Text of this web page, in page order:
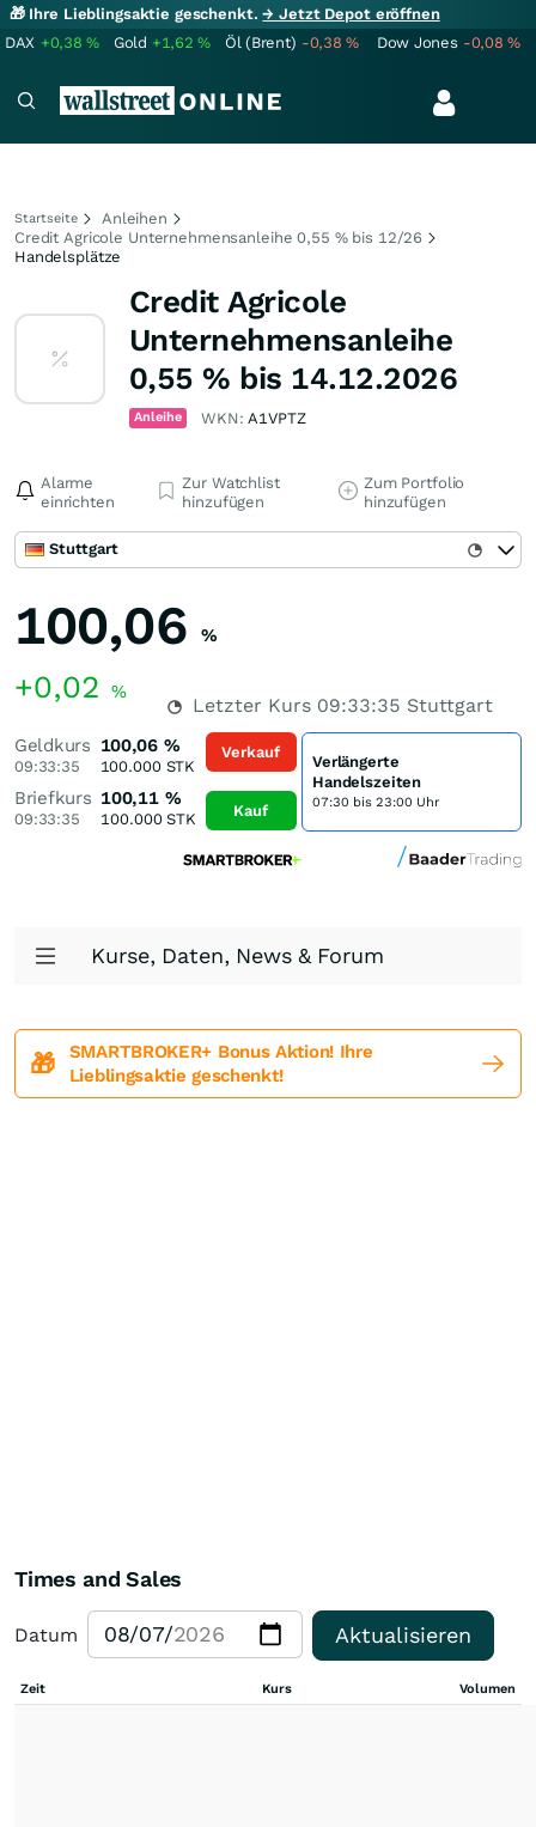
🎁 Ihre Lieblingsaktie geschenkt.→ Jetzt Depot eröffnen
DAX +0,38% Gold +1,62% Öl (Brent) -0,38% Dow Jones -0,08%
Startseite
Anleihen
Credit Agricole Unternehmensanleihe 0,55 % bis 12/26
Handelsplätze
Credit Agricole
Unternehmensanleihe
0,55 % bis 14.12.2026
Anleihe WKN:A1VPTZ
Alarme
einrichten
Zur Watchlist
hinzufügen
Zum Portfolio
hinzufügen
Stuttgart
100,06 %
+0,02 %
Letzter Kurs 09:33:35 Stuttgart
Geldkurs
09:33:35
100,06 %
100.000STK
Briefkurs
09:33:35
100,11 %
100.000STK
Verkauf
Kauf
Verlängerte
Handelszeiten
07:30 bis 23:00 Uhr
Kurse, Daten, News & Forum
🎁
SMARTBROKER+ Bonus Aktion! Ihre
Lieblingsaktie geschenkt!
Times and Sales
Datum Aktualisieren
Zeit Kurs Volumen